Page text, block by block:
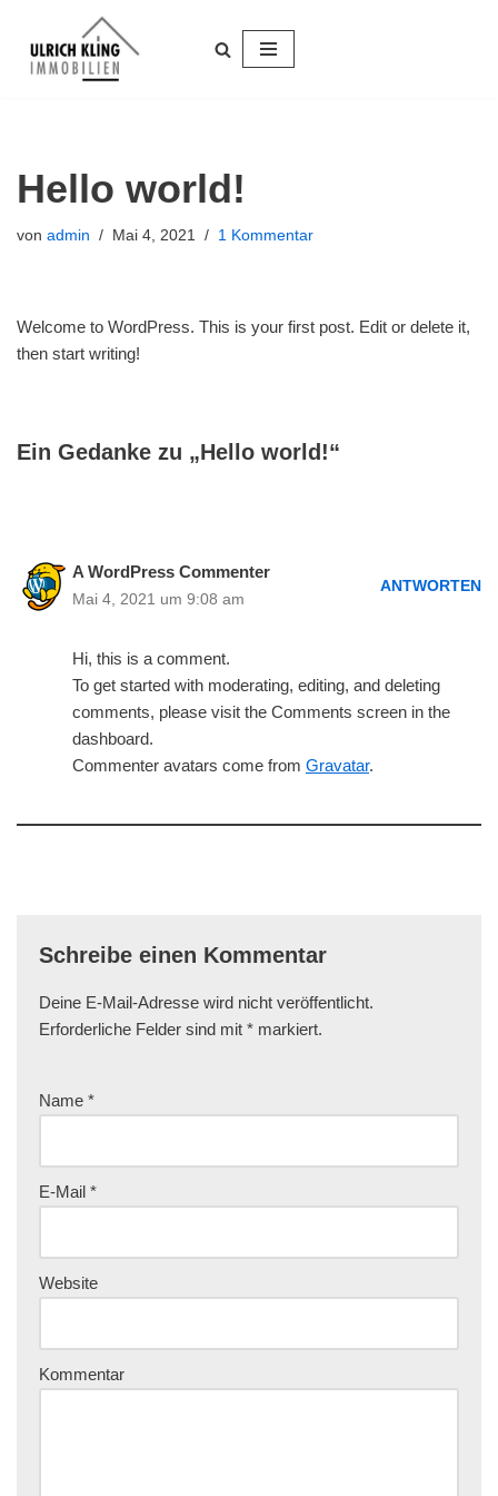
Zum
Hello world!
von admin Mai 4, 2021 1 Kommentar
Welcome to WordPress. This is your first post. Edit or delete it,
then start writing!
Ein Gedanke zu „Hello world!“
A WordPress Commenter
Mai 4, 2021 um 9:08 am
ANTWORTEN
Hi, this is a comment.
To get started with moderating, editing, and deleting
comments, please visit the Comments screen in the
dashboard.
Commenter avatars come from Gravatar.
Schreibe einen Kommentar
Deine E-Mail-Adresse wird nicht veröffentlicht.
Erforderliche Felder sind mit * markiert.
Name *
E-Mail *
Website
Kommentar